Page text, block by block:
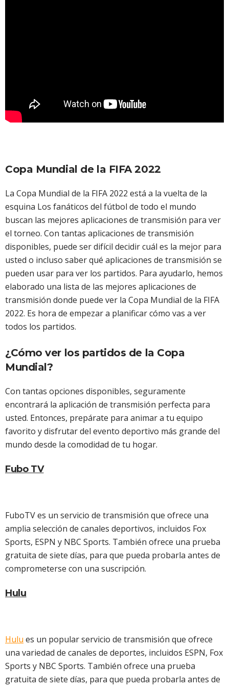
Copa Mundial de la FIFA 2022
La Copa Mundial de la FIFA 2022 está a la vuelta de la
esquina Los fanáticos del fútbol de todo el mundo
buscan las mejores aplicaciones de transmisión para ver
el torneo. Con tantas aplicaciones de transmisión
disponibles, puede ser difícil decidir cuál es la mejor para
usted o incluso saber qué aplicaciones de transmisión se
pueden usar para ver los partidos. Para ayudarlo, hemos
elaborado una lista de las mejores aplicaciones de
transmisión donde puede ver la Copa Mundial de la FIFA
2022. Es hora de empezar a planificar cómo vas a ver
todos los partidos.
¿Cómo ver los partidos de la Copa
Mundial?
Con tantas opciones disponibles, seguramente
encontrará la aplicación de transmisión perfecta para
usted. Entonces, prepárate para animar a tu equipo
favorito y disfrutar del evento deportivo más grande del
mundo desde la comodidad de tu hogar.
Fubo TV
FuboTV es un servicio de transmisión que ofrece una
amplia selección de canales deportivos, incluidos Fox
Sports, ESPN y NBC Sports. También ofrece una prueba
gratuita de siete días, para que pueda probarla antes de
comprometerse con una suscripción.
Hulu
Hulu es un popular servicio de transmisión que ofrece
una variedad de canales de deportes, incluidos ESPN, Fox
Sports y NBC Sports. También ofrece una prueba
gratuita de siete días, para que pueda probarla antes de